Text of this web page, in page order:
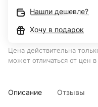
Нашли дешевле?
Хочу в подарок
Цена действительна
может отличаться от цен
Описание Отзывы